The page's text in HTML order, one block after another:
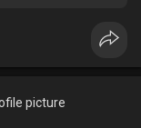
picture